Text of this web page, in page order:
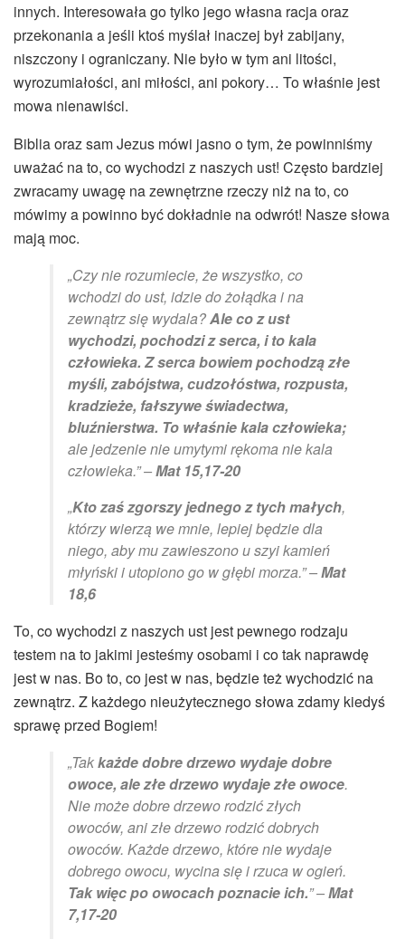
innych. Interesowała go tylko jego własna racja oraz
przekonania a jeśli ktoś myślał inaczej był zabijany,
niszczony i ograniczany. Nie było w tym ani litości,
wyrozumiałości, ani miłości, ani pokory… To właśnie jest
mowa nienawiści.
Biblia oraz sam Jezus mówi jasno o tym, że powinniśmy
uważać na to, co wychodzi z naszych ust! Często bardziej
zwracamy uwagę na zewnętrzne rzeczy niż na to, co
mówimy a powinno być dokładnie na odwrót! Nasze słowa
mają moc.
„Czy nie rozumiecie, że wszystko, co
wchodzi do ust, idzie do żołądka i na
zewnątrz się wydala?Ale co z ust
wychodzi, pochodzi z serca, i to kala
człowieka. Z serca bowiem pochodzą złe
myśli, zabójstwa, cudzołóstwa, rozpusta,
kradzieże, fałszywe świadectwa,
bluźnierstwa. To właśnie kala człowieka;
ale jedzenie nie umytymi rękoma nie kala
człowieka.” –Mat 15,17-20
„Kto zaś zgorszy jednego z tych małych,
którzy wierzą we mnie, lepiej będzie dla
niego, aby mu zawieszono u szyi kamień
młyński i utopiono go w głębi morza.” –Mat
18,6
To, co wychodzi z naszych ust jest pewnego rodzaju
testem na to jakimi jesteśmy osobami i co tak naprawdę
jest w nas. Bo to, co jest w nas, będzie też wychodzić na
zewnątrz. Z każdego nieużytecznego słowa zdamy kiedyś
sprawę przed Bogiem!
„Takkażde dobre drzewo wydaje dobre
owoce, ale złe drzewo wydaje złe owoce.
Nie może dobre drzewo rodzić złych
owoców, ani złe drzewo rodzić dobrych
owoców. Każde drzewo, które nie wydaje
dobrego owocu, wycina się i rzuca w ogień.
Tak więc po owocach poznacie ich.” –Mat
7,17-20